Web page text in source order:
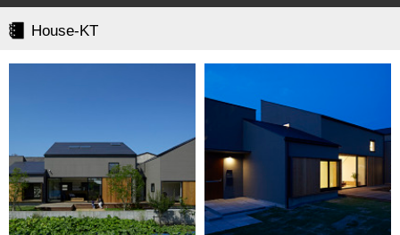
House-KT